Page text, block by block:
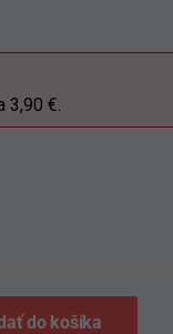
3,90 €.
do košíka